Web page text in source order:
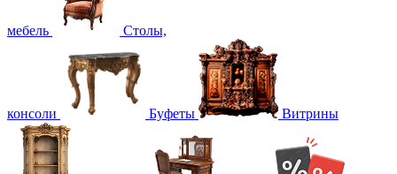
мебель Столы,
консоли Буфеты Витрины